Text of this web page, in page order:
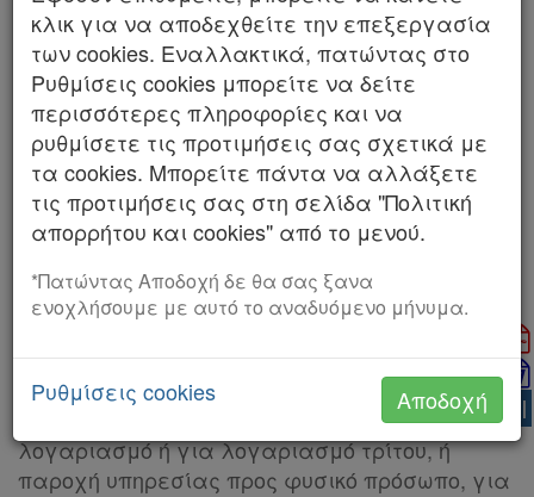
Kodiko
Forum
Αναζήτηση
Κ.Α.Δ.
Διακρατικές
Συμφωνίες
Ελλάδας
Πληροφορίες
Εταιρεία
Διαχρονική εξέλιξη
Νόμος
2012
11/2012
Νόμος
4308/2014
24/11/2014
Εμφάνιση διαφορών με την προηγούμενη
κωδικοποίηση
AI
1. Ο υπόχρεος απεικόνισης συναλλαγών
εκδίδει απόδειξη λιανικής, τουλάχιστον
διπλότυπη, για κάθε πώληση αγαθού, για ίδιο
λογαριασμό ή για λογαριασμό τρίτου, ή
παροχή υπηρεσίας προς φυσικό πρόσωπο, για
κλικ για να αποδεχθείτε την επεξεργασία
των cookies. Εναλλακτικά, πατώντας στο
Ρυθμίσεις cookies μπορείτε να δείτε
περισσότερες πληροφορίες και να
ρυθμίσετε τις προτιμήσεις σας σχετικά με
τα cookies. Μπορείτε πάντα να αλλάξετε
τις προτιμήσεις σας στη σελίδα "Πολιτική
απορρήτου και cookies" από το μενού.
*Πατώντας Αποδοχή δε θα σας ξανα
ενοχλήσουμε με αυτό το αναδυόμενο μήνυμα.
Ρυθμίσεις cookies Αποδοχή